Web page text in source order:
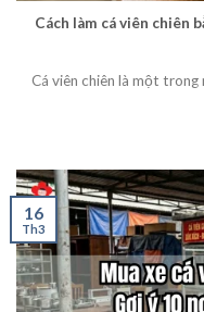
Cách làm cá viên chiên
Cá viên chiên là một
16
Th3